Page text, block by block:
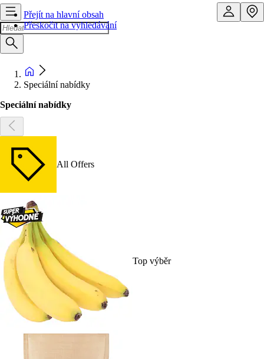
Přejít na hlavní obsah
Přeskočit na vyhledávání
Speciální nabídky
Speciální nabídky
All Offers
Top výběr